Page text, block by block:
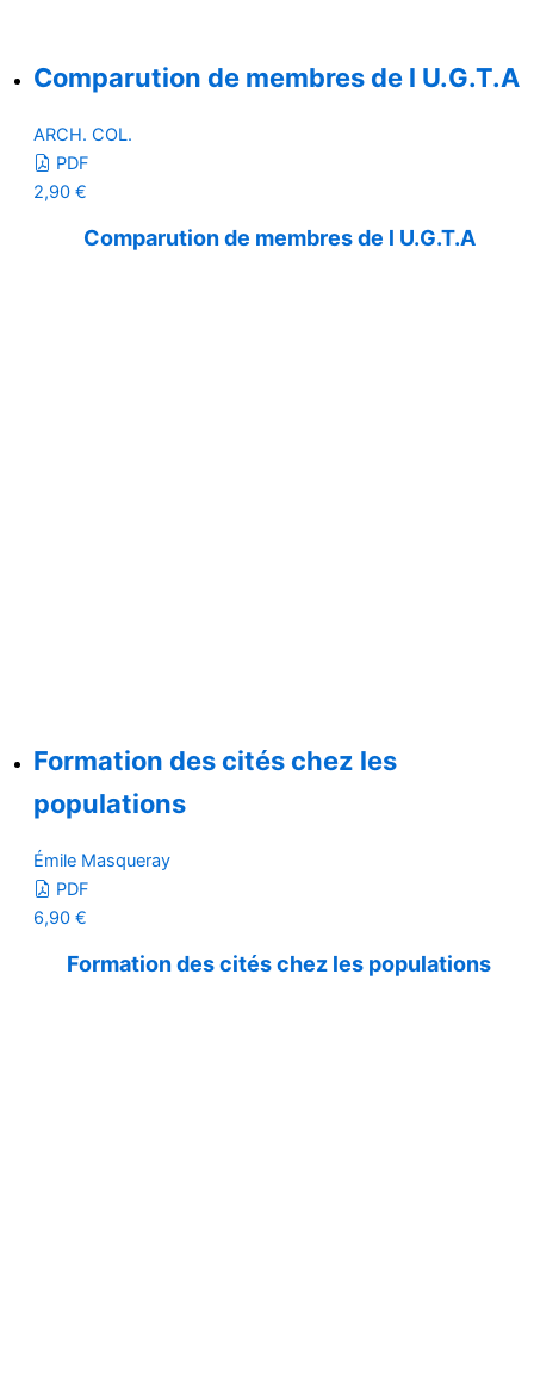
Comparution de membres de l U.G.T.A
ARCH. COL.
PDF
2,90 €
Comparution de membres de l U.G.T.A
Formation des cités chez les
populations
Émile Masqueray
PDF
6,90 €
Formation des cités chez les populations